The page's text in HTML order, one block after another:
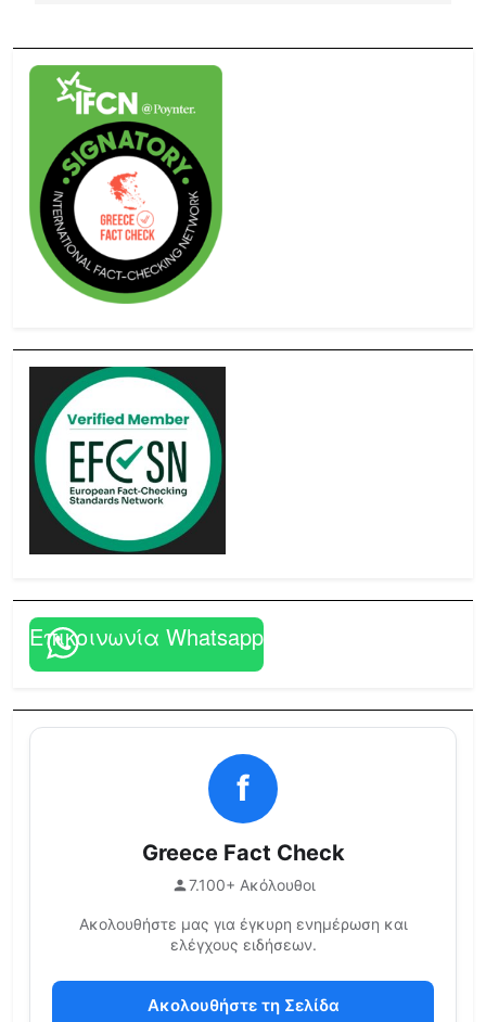
Επικοινωνία Whatsapp
f
Greece Fact Check
7.100+ Ακόλουθοι
Ακολουθήστε μας για έγκυρη ενημέρωση και
ελέγχους ειδήσεων.
Ακολουθήστε τη Σελίδα